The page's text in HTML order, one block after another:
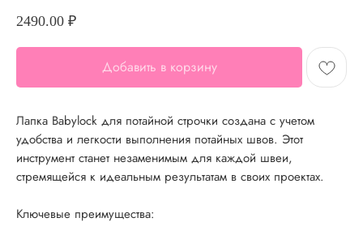
2490.00 ₽
Добавить в корзину
Лапка Babylock для потайной строчки создана с учетом
удобства и легкости выполнения потайных швов. Этот
инструмент станет незаменимым для каждой швеи,
стремящейся к идеальным результатам в своих проектах.
Ключевые преимущества: